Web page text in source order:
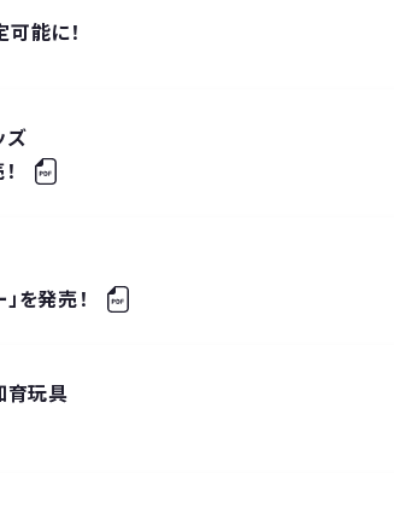
能に！
ズ
を発売！
育玩具